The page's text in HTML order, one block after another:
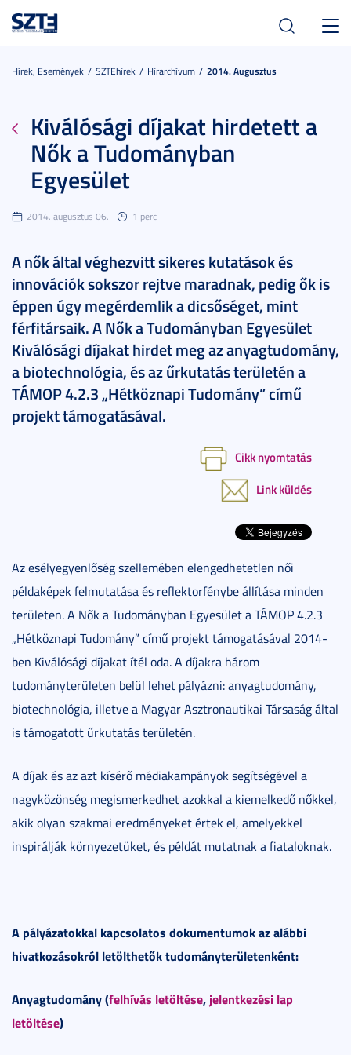
Hírek, Események SZTEhírek Hírarchívum 2014. Augusztus
Kiválósági díjakat hirdetett a
Nők a Tudományban
Egyesület
2014. augusztus 06. 1 perc
A nők által véghezvitt sikeres kutatások és
innovációk sokszor rejtve maradnak, pedig ők is
éppen úgy megérdemlik a dicsőséget, mint
férfitársaik. A Nők a Tudományban Egyesület
Kiválósági díjakat hirdet meg az anyagtudomány,
a biotechnológia, és az űrkutatás területén a
TÁMOP 4.2.3 „Hétköznapi Tudomány” című
projekt támogatásával.
Cikk nyomtatás
Link küldés
Az esélyegyenlőség szellemében elengedhetetlen női
példaképek felmutatása és reflektorfénybe állítása minden
területen. A Nők a Tudományban Egyesület a TÁMOP 4.2.3
„Hétköznapi Tudomány” című projekt támogatásával 2014-
ben Kiválósági díjakat ítél oda. A díjakra három
tudományterületen belül lehet pályázni:anyagtudomány,
biotechnológia, illetve a Magyar Asztronautikai Társaság által
is támogatott űrkutatás területén.
A díjak és az azt kísérő médiakampányok segítségével a
nagyközönség megismerkedhet azokkal a kiemelkedő nőkkel,
akik olyan szakmai eredményeket értek el, amelyekkel
inspirálják környezetüket, és példát mutatnak a fiataloknak.
A pályázatokkal kapcsolatos dokumentumok az alábbi
hivatkozásokról letölthetők tudományterületenként:
Anyagtudomány (felhívás letöltése, jelentkezési lap
letöltése)